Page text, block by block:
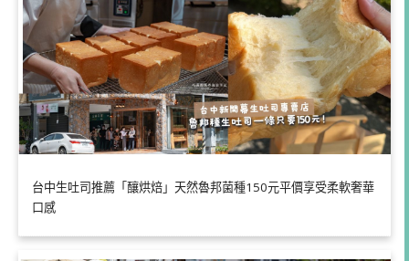
台中生吐司推薦「釀烘焙」天然魯邦菌種150元平價享受柔軟奢華
口感